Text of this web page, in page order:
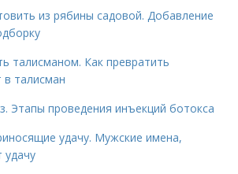
из рябины садовой. Добавление
талисманом. Как превратить
талисман
Этапы проведения инъекций ботокса
удачу. Мужские имена,
удачу